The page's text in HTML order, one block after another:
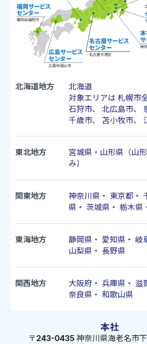
北海道地方
北海道
対象エリアは 札幌市
石狩市、 北広島市、
千歳市、 苫小牧市、
東北地方
宮城県・山形県（山
み）
関東地方 神奈川県 ・ 東京都・
県 ・ 茨城県 ・ 栃木県
東海地方 静岡県 ・ 愛知県 ・ 岐
山梨県 ・ 長野県
関西地方 大阪府 ・ 兵庫県 ・ 滋
奈良県 ・ 和歌山県
本社
〒243-0435 神奈川県海老名市